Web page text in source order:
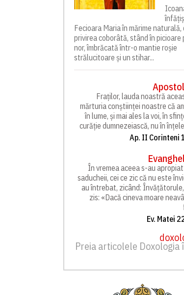
Fecioara Maria în mărime naturală,
privirea coborâtă, stând în picioare
nor, îmbrăcată într-o mantie roșie
strălucitoare și un stihar...
Fraților, lauda noastră
mărturia conștiinței noastre că
în lume, și mai ales la voi, în
curăție dumnezeiască, nu în
Ap. II Corinteni
În vremea aceea s-au
saducheii, cei ce zic că nu este
au întrebat, zicând:
zis: «Dacă cineva moare
Ev. Matei
Preia articolele Doxologia